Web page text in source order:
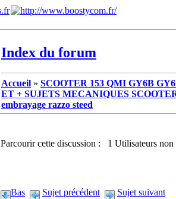
Index du forum
Accueil » SCOOTER 153 QMI GY6B
ET + SUJETS MECANIQUES
embrayage razzo steed
Parcourir cette discussion : 1 Utilisateurs non
Bas Sujet précédent Sujet suivant